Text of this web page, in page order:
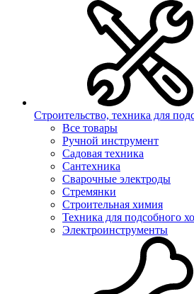
Строительство, техника для
Все товары
Ручной инструмент
Садовая техника
Сантехника
Сварочные электроды
Стремянки
Строительная химия
Техника для подсобного
Электроинструменты